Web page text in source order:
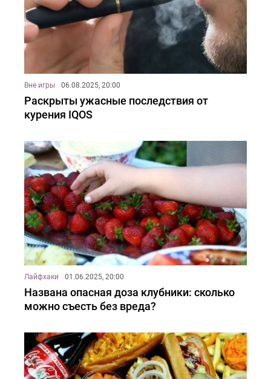
Вне игры 06.08.2025, 20:00
Раскрыты ужасные последствия от
курения IQOS
Лайфхаки 01.06.2025, 20:00
Названа опасная доза клубники: сколько
можно съесть без вреда?